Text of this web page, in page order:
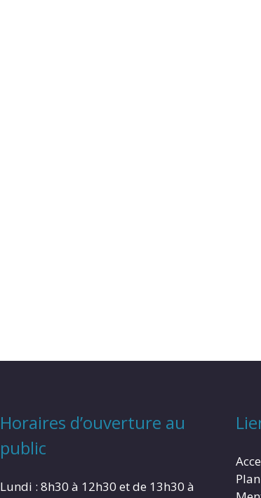
Horaires d’ouverture au
public
Lundi : 8h30 à 12h30 et de 13h30 à